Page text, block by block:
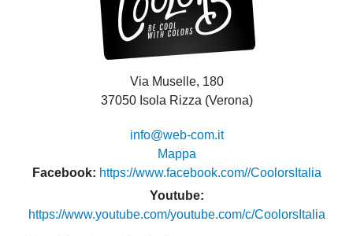
Via Muselle, 180
37050 Isola Rizza (Verona)
info@web-com.it
Mappa
Facebook
https://www.facebook.com//CoolorsItalia
Youtube
https://www.youtube.com/youtube.com/c/CoolorsItalia